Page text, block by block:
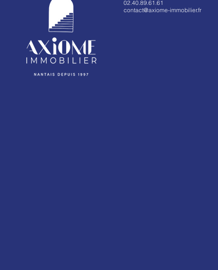
02.40.89.61.61
contact@axiome-immobilier.fr